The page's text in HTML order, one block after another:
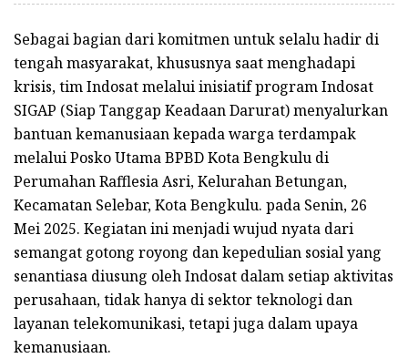
Sebagai bagian dari komitmen untuk selalu hadir di
tengah masyarakat, khususnya saat menghadapi
krisis, tim Indosat melalui inisiatif program Indosat
SIGAP (Siap Tanggap Keadaan Darurat) menyalurkan
bantuan kemanusiaan kepada warga terdampak
melalui Posko Utama BPBD Kota Bengkulu di
Perumahan Rafflesia Asri, Kelurahan Betungan,
Kecamatan Selebar, Kota Bengkulu. pada Senin, 26
Mei 2025. Kegiatan ini menjadi wujud nyata dari
semangat gotong royong dan kepedulian sosial yang
senantiasa diusung oleh Indosat dalam setiap aktivitas
perusahaan, tidak hanya di sektor teknologi dan
layanan telekomunikasi, tetapi juga dalam upaya
kemanusiaan.